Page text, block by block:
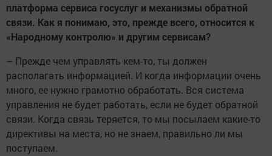
платформа сервиса госуслуг и механизмы обратной
связи. Как я понимаю, это, прежде всего, относится к
«Народному контролю» и другим сервисам?
– Прежде чем управлять кем-то, ты должен
располагать информацией. И когда информации очень
много, ее нужно грамотно обработать. Вся система
управления не будет работать, если не будет обратной
связи. Когда связь теряется, то мы посылаем какие-то
директивы на места, но не знаем, правильно ли мы
поступаем.